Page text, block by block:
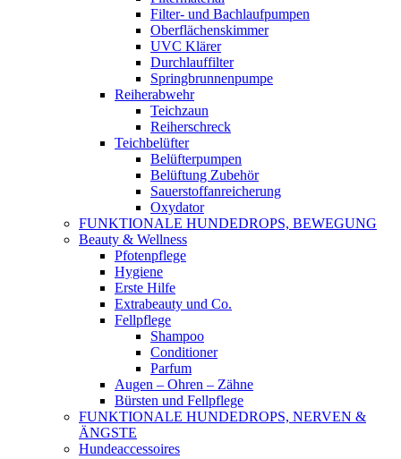
Filter- und Bachlaufpumpen
Oberflächenskimmer
UVC Klärer
Durchlauffilter
Springbrunnenpumpe
Reiherabwehr
Teichzaun
Reiherschreck
Teichbelüfter
Belüfterpumpen
Belüftung Zubehör
Sauerstoffanreicherung
Oxydator
FUNKTIONALE HUNDEDROPS, BEWEGUNG
Beauty & Wellness
Pfotenpflege
Hygiene
Erste Hilfe
Extrabeauty und Co.
Fellpflege
Shampoo
Conditioner
Parfum
Augen – Ohren – Zähne
Bürsten und Fellpflege
FUNKTIONALE HUNDEDROPS, NERVEN &
ÄNGSTE
Hundeaccessoires